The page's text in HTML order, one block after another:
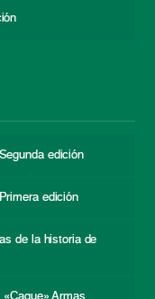
edición
edición
de la historia de